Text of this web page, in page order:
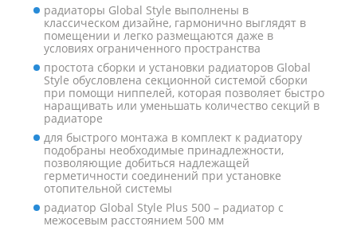
радиаторы Global Style выполнены в
классическом дизайне, гармонично выглядят в
помещении и легко размещаются даже в
условиях ограниченного пространства
простота сборки и установки радиаторов Global
Style обусловлена секционной системой сборки
при помощи ниппелей, которая позволяет быстро
наращивать или уменьшать количество секций в
радиаторе
для быстрого монтажа в комплект к радиатору
подобраны необходимые принадлежности,
позволяющие добиться надлежащей
герметичности соединений при установке
отопительной системы
радиатор Global Style Plus 500 – радиатор с
межосевым расстоянием 500 мм